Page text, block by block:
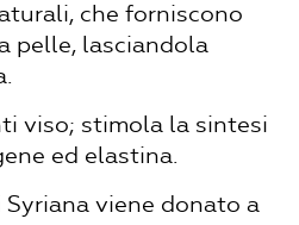
che forniscono
pelle, lasciandola
viso; stimola la sintesi
ed elastina.
Syriana viene donato a